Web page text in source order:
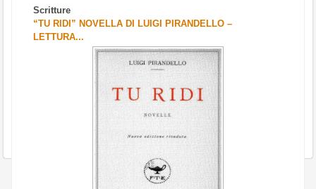
Scritture
“TU RIDI” NOVELLA DI LUIGI PIRANDELLO –
LETTURA...